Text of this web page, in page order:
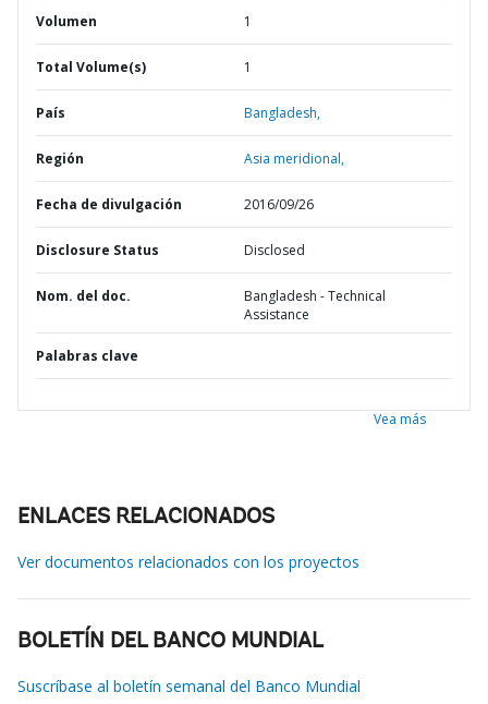
Volumen 1
Total Volume(s) 1
País Bangladesh,
Región Asia meridional,
Fecha de divulgación 2016/09/26
Disclosure Status Disclosed
Nom. del doc.
Bangladesh - Technical
Assistance
Palabras clave
Vea más
ENLACES RELACIONADOS
Ver documentos relacionados con los proyectos
BOLETÍN DEL BANCO MUNDIAL
Suscríbase al boletín semanal del Banco Mundial